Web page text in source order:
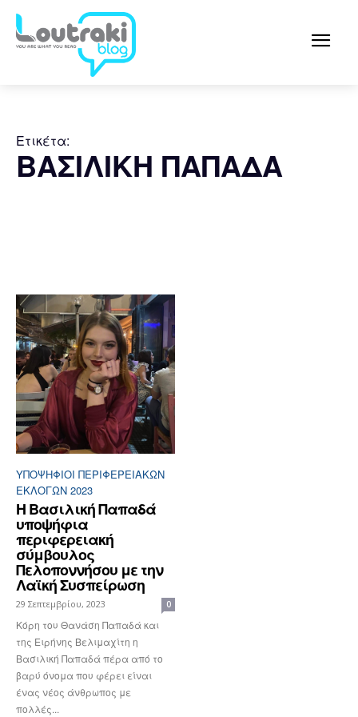
Ετικέτα:
ΒΑΣΙΛΙΚΗ ΠΑΠΑΔΑ
ΥΠΟΨΉΦΙΟΙ ΠΕΡΙΦΕΡΕΙΑΚΏΝ
ΕΚΛΟΓΏΝ 2023
Η Βασιλική Παπαδά
υποψήφια
περιφερειακή
σύμβουλος
Πελοποννήσου με την
Λαϊκή Συσπείρωση
29 Σεπτεμβρίου, 2023 0
Κόρη του Θανάση Παπαδά και
της Ειρήνης Βελιμαχίτη η
Βασιλική Παπαδά πέρα από το
βαρύ όνομα που φέρει είναι
ένας νέος άνθρωπος με
πολλές...